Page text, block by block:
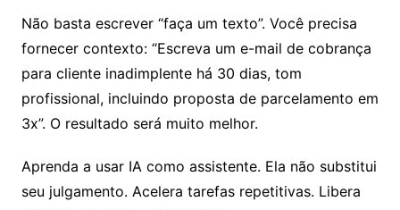
Não basta escrever “faça um texto”. Você precisa
fornecer contexto: “Escreva um e-mail de cobrança
para cliente inadimplente há 30 dias, tom
profissional, incluindo proposta de parcelamento em
3x”. O resultado será muito melhor.
Aprenda a usar IA como assistente. Ela não substitui
seu julgamento. Acelera tarefas repetitivas. Libera